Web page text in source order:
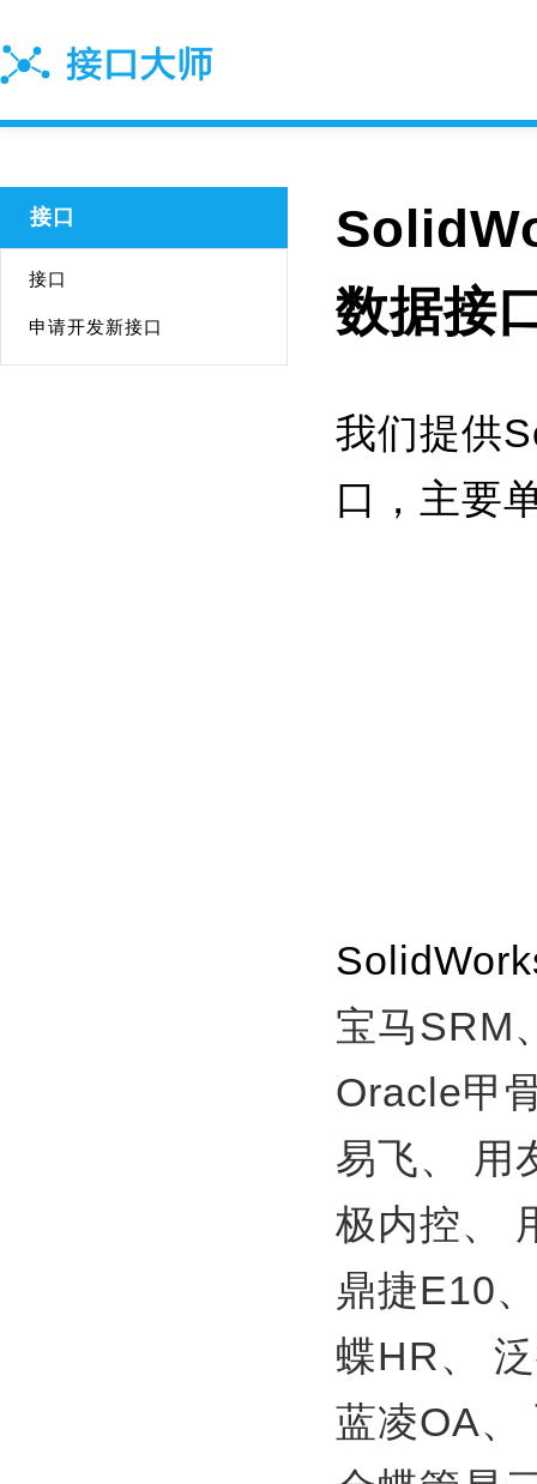
接口
接口
申请开发新接口
数据接
我们提供
口，主要
宝马SRM
Oracle甲
易飞、
用
极内控、
鼎捷E10、
蝶HR、
蓝凌OA、